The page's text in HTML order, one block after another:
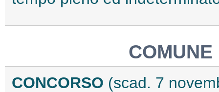
CONCORSO (scad. 7